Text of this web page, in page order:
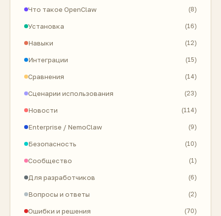
Что такое OpenClaw (8)
Установка (16)
Навыки (12)
Интеграции (15)
Сравнения (14)
Сценарии использования (23)
Новости (114)
Enterprise / NemoClaw (9)
Безопасность (10)
Сообщество (1)
Для разработчиков (6)
Вопросы и ответы (2)
Ошибки и решения (70)